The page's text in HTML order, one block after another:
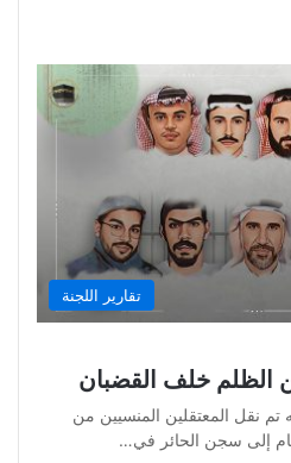
تقارير اللجنة
تم نقل المعتقلين المنسيين من
إلى سجن الحائر في…